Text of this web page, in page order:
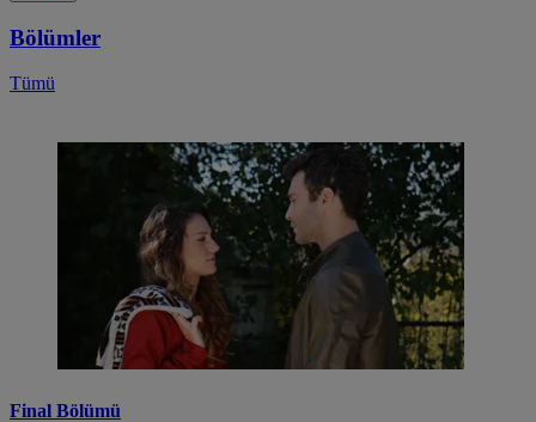
Bölümler
Tümü
Final Bölümü